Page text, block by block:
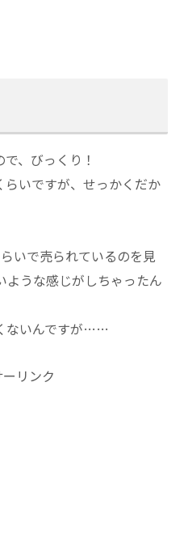
、びっくり！
いですが、せっかくだか
いで売られているのを見
ような感じがしちゃったん
ないんですが……
リンク